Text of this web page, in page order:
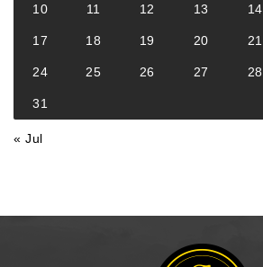
10 11 12 13 14
17 18 19 20 21
24 25 26 27 28
31
« Jul